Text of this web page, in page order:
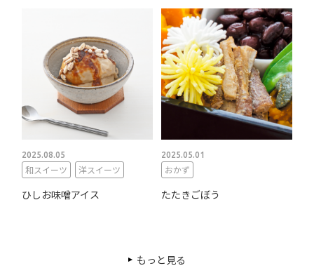
2025.08.05
和スイーツ 洋スイーツ
ひしお味噌アイス
2025.05.01
おかず
たたきごぼう
もっと見る